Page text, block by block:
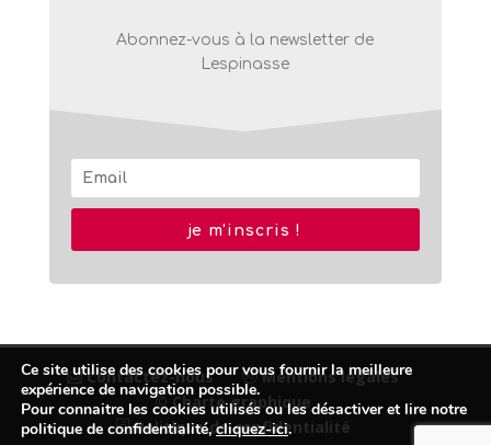
Abonnez-vous à la newsletter de
Lespinasse
je m'inscris !
Contactez-nous
Mentions légales
© Charte graphique
Politique de confidentialité
Ce site utilise des cookies pour vous fournir la meilleure
expérience de navigation possible.
Pour connaitre les cookies utilisés ou les désactiver et lire notre
politique de confidentialité,cliquez-ici.